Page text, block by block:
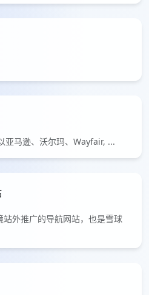
亚马逊、沃尔玛、Wayfair, ...
外推广的导航网站，也是雪球